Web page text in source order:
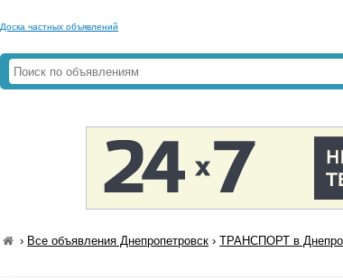
Доска частных объявлений
› Все объявления Днепропетровск ›ТРАНСПОРТ в